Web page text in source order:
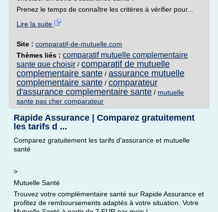
Prenez le temps de connaître les critères à vérifier pour...
Lire la suite
Site : comparatif-de-mutuelle.com
Thèmes liés : comparatif mutuelle complementaire
sante que choisir / comparatif de mutuelle
complementaire sante / assurance mutuelle
complementaire sante / comparateur
d'assurance complementaire sante / mutuelle
sante pas cher comparateur
Rapide Assurance | Comparez gratuitement
les tarifs d ...
Comparez gratuitement les tarifs d'assurance et mutuelle
santé
>
Mutuelle Santé
Trouvez votre complémentaire santé sur Rapide Assurance et
profitez de remboursements adaptés à votre situation. Votre